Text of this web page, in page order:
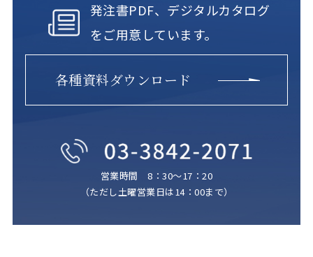
発注書PDF、デジタルカタログ
をご用意しています。
各種資料ダウンロード
営業時間 8：30～17：20
（ただし土曜営業日は14：00まで）